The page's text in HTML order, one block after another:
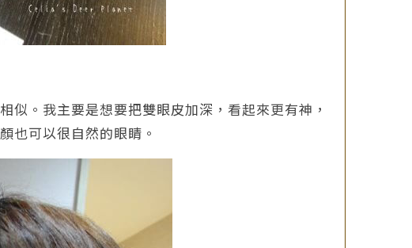
似。我主要是想要把雙眼皮加深，看起來更有神，
也可以很自然的眼睛。